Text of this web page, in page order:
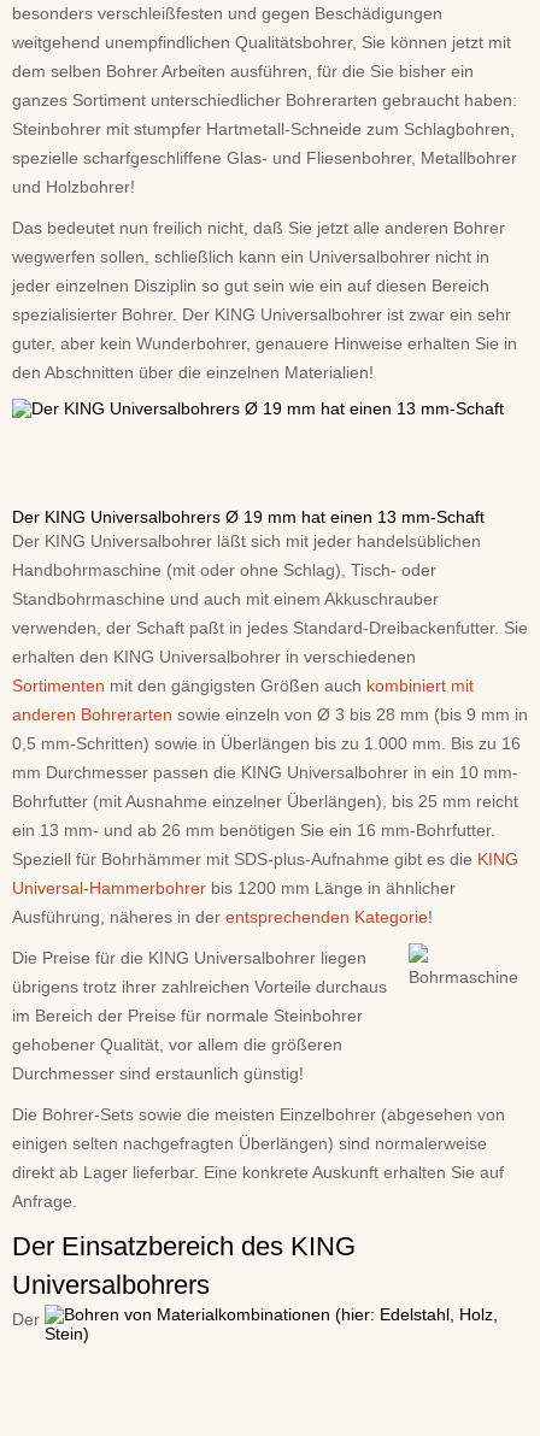
besonders verschleißfesten und gegen Beschädigungen
weitgehend unempfindlichen Qualitätsbohrer, Sie können jetzt mit
dem selben Bohrer Arbeiten ausführen, für die Sie bisher ein
ganzes Sortiment unterschiedlicher Bohrerarten gebraucht haben:
Steinbohrer mit stumpfer Hartmetall-Schneide zum Schlagbohren,
spezielle scharfgeschliffene Glas- und Fliesenbohrer, Metallbohrer
und Holzbohrer!
Das bedeutet nun freilich nicht, daß Sie jetzt alle anderen Bohrer
wegwerfen sollen, schließlich kann ein Universalbohrer nicht in
jeder einzelnen Disziplin so gut sein wie ein auf diesen Bereich
spezialisierter Bohrer. Der KING Universalbohrer ist zwar ein sehr
guter, aber kein Wunderbohrer, genauere Hinweise erhalten Sie in
den Abschnitten über die einzelnen Materialien!
Der KING Universalbohrers Ø 19 mm hat einen 13 mm-Schaft
Der KING Universalbohrer läßt sich mit jeder handelsüblichen
Handbohrmaschine (mit oder ohne Schlag), Tisch- oder
Standbohrmaschine und auch mit einem Akkuschrauber
verwenden, der Schaft paßt in jedes Standard-Dreibackenfutter. Sie
erhalten den KING Universalbohrer in verschiedenen
Sortimenten mit den gängigsten Größen auch kombiniert mit
anderen Bohrerarten sowie einzeln von Ø 3 bis 28 mm (bis 9 mm in
0,5 mm-Schritten) sowie in Überlängen bis zu 1.000 mm. Bis zu 16
mm Durchmesser passen die KING Universalbohrer in ein 10 mm-
Bohrfutter (mit Ausnahme einzelner Überlängen), bis 25 mm reicht
ein 13 mm- und ab 26 mm benötigen Sie ein 16 mm-Bohrfutter.
Speziell für Bohrhämmer mit SDS-plus-Aufnahme gibt es die KING
Universal-Hammerbohrer bis 1200 mm Länge in ähnlicher
Ausführung, näheres in der entsprechenden Kategorie!
Die Preise für die KING Universalbohrer liegen
übrigens trotz ihrer zahlreichen Vorteile durchaus
im Bereich der Preise für normale Steinbohrer
gehobener Qualität, vor allem die größeren
Durchmesser sind erstaunlich günstig!
Die Bohrer-Sets sowie die meisten Einzelbohrer (abgesehen von
einigen selten nachgefragten Überlängen) sind normalerweise
direkt ab Lager lieferbar. Eine konkrete Auskunft erhalten Sie auf
Anfrage.
Der Einsatzbereich des KING
Universalbohrers
Der